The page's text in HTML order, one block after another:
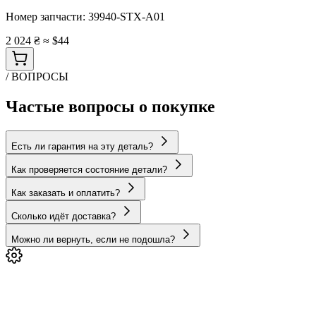
Номер запчасти: 39940-STX-A01
2 024 ₴ ≈ $44
/ ВОПРОСЫ
Частые вопросы о покупке
Есть ли гарантия на эту деталь?
Как проверяется состояние детали?
Как заказать и оплатить?
Сколько идёт доставка?
Можно ли вернуть, если не подошла?